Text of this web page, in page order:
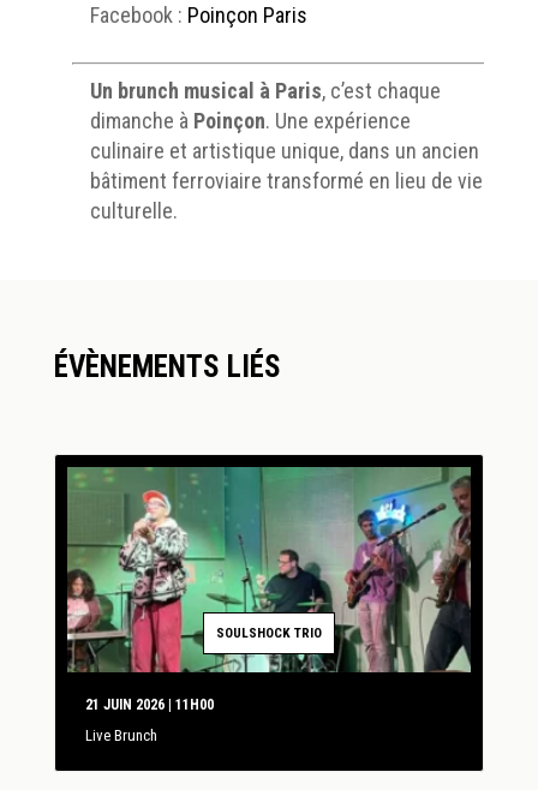
Facebook : Poinçon Paris
Un brunch musical à Paris, c’est chaque
dimanche à Poinçon. Une expérience
culinaire et artistique unique, dans un ancien
bâtiment ferroviaire transformé en lieu de vie
culturelle.
ÉVÈNEMENTS LIÉS
SOULSHOCK TRIO
21 JUIN 2026 | 11H00
Live Brunch